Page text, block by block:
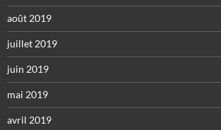
août 2019
juillet 2019
juin 2019
mai 2019
avril 2019